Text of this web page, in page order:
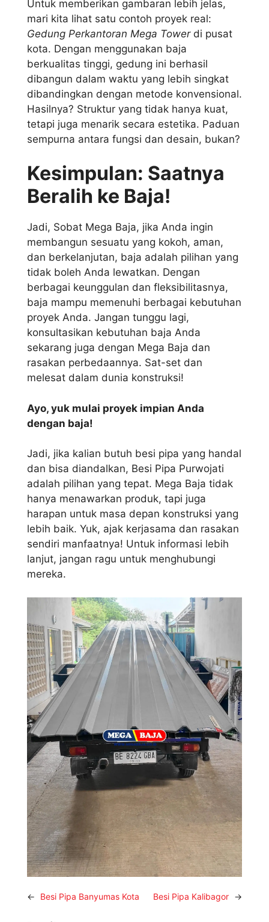
Untuk memberikan gambaran lebih jelas,
mari kita lihat satu contoh proyek real:
Gedung Perkantoran Mega Towerdi pusat
kota. Dengan menggunakan baja
berkualitas tinggi, gedung ini berhasil
dibangun dalam waktu yang lebih singkat
dibandingkan dengan metode konvensional.
Hasilnya? Struktur yang tidak hanya kuat,
tetapi juga menarik secara estetika. Paduan
sempurna antara fungsi dan desain, bukan?
Kesimpulan: Saatnya
Beralih ke Baja!
Jadi, Sobat Mega Baja, jika Anda ingin
membangun sesuatu yang kokoh, aman,
dan berkelanjutan, baja adalah pilihan yang
tidak boleh Anda lewatkan. Dengan
berbagai keunggulan dan fleksibilitasnya,
baja mampu memenuhi berbagai kebutuhan
proyek Anda. Jangan tunggu lagi,
konsultasikan kebutuhan baja Anda
sekarang juga dengan Mega Baja dan
rasakan perbedaannya. Sat-set dan
melesat dalam dunia konstruksi!
Ayo, yuk mulai proyek impian Anda
dengan baja!
Jadi, jika kalian butuh besi pipa yang handal
dan bisa diandalkan, Besi Pipa Purwojati
adalah pilihan yang tepat. Mega Baja tidak
hanya menawarkan produk, tapi juga
harapan untuk masa depan konstruksi yang
lebih baik. Yuk, ajak kerjasama dan rasakan
sendiri manfaatnya! Untuk informasi lebih
lanjut, jangan ragu untuk menghubungi
mereka.
← Besi Pipa Banyumas Kota Besi Pipa Kalibagor →